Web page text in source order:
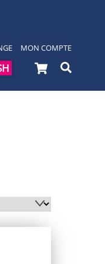
MON COMPTE
Cart